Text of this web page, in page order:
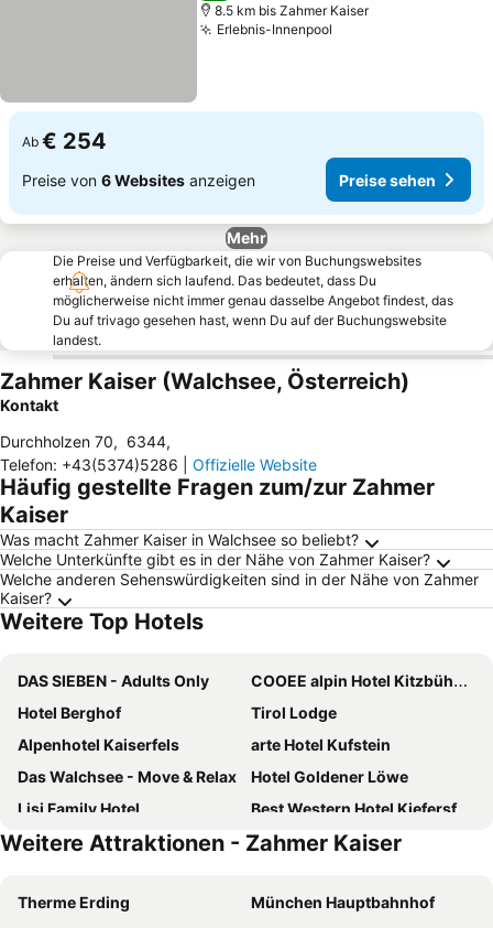
8.5 km bis Zahmer Kaiser
Erlebnis-Innenpool
Ab € 254
Preise von 6 Websites anzeigen Preise sehen
Mehr
Die Preise und Verfügbarkeit, die wir von Buchungswebsites
erhalten, ändern sich laufend. Das bedeutet, dass Du
möglicherweise nicht immer genau dasselbe Angebot findest, das
Du auf trivago gesehen hast, wenn Du auf der Buchungswebsite
landest.
Zahmer Kaiser (Walchsee, Österreich)
Kontakt
Durchholzen 70, 6344,
Telefon: +43(5374)5286 Offizielle Website
Häufig gestellte Fragen zum/zur Zahmer
Kaiser
Was macht Zahmer Kaiser in Walchsee so beliebt?
Welche Unterkünfte gibt es in der Nähe von Zahmer Kaiser?
Welche anderen Sehenswürdigkeiten sind in der Nähe von Zahmer
Kaiser?
Weitere Top Hotels
DAS SIEBEN - Adults Only
COOEE alpin Hotel Kitzbüheler Alpen
Hotel Berghof
Tirol Lodge
Alpenhotel Kaiserfels
arte Hotel Kufstein
Das Walchsee - Move & Relax
Hotel Goldener Löwe
Lisi Family Hotel
Best Western Hotel Kiefersfelden
Gasthof Ochsenwirt
Sporthotel Ellmau in Tirol
Schloss Münichau
Boutique Hotel im Auracher Löchl
Weitere Attraktionen - Zahmer Kaiser
Therme Erding
München Hauptbahnhof